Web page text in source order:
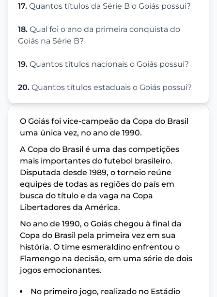
17. Quantos títulos da Série B o Goiás possui?
18. Qual foi o ano da primeira conquista do
Goiás na Série B?
19. Quantos títulos nacionais o Goiás possui?
20. Quantos títulos estaduais o Goiás possui?
O Goiás foi vice-campeão da Copa do Brasil
uma única vez, no ano de 1990.
A Copa do Brasil é uma das competições
mais importantes do futebol brasileiro.
Disputada desde 1989, o torneio reúne
equipes de todas as regiões do país em
busca do título e da vaga na Copa
Libertadores da América.
No ano de 1990, o Goiás chegou à final da
Copa do Brasil pela primeira vez em sua
história. O time esmeraldino enfrentou o
Flamengo na decisão, em uma série de dois
jogos emocionantes.
No primeiro jogo, realizado no Estádio